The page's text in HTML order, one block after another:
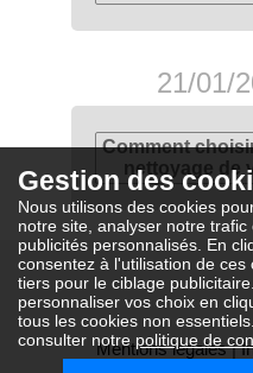
Gestion des
Nous utilisons des cookies
notre site, analyser notre
publicités personnalisés. En
consentez à l'utilisation de
tiers pour le ciblage
personnaliser vos choix en
tous les cookies non
consulter notrepolitique de
21/01/
Comment
nettoyage de
Mentions légales|